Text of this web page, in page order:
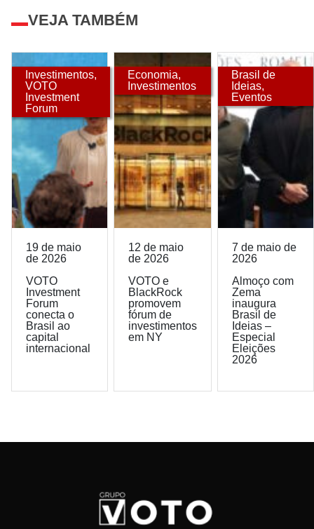
VEJA TAMBÉM
Investimentos,
VOTO
Investment
Forum
19 de maio
de 2026
VOTO
Investment
Forum
conecta o
Brasil ao
capital
internacional
Economia,
Investimentos
12 de maio
de 2026
VOTO e
BlackRock
promovem
fórum de
investimentos
em NY
Brasil de
Ideias,
Eventos
7 de maio de
2026
Almoço com
Zema
inaugura
Brasil de
Ideias –
Especial
Eleições
2026